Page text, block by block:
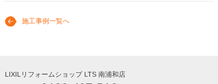
施工事例一覧へ
LIXILリフォームショップ LTS 南浦和店